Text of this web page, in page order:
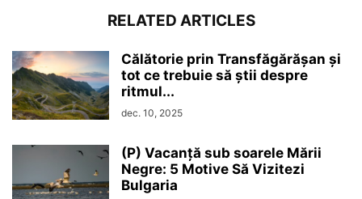
RELATED ARTICLES
Călătorie prin Transfăgărășan și
tot ce trebuie să știi despre
ritmul...
dec. 10, 2025
(P) Vacanță sub soarele Mării
Negre: 5 Motive Să Vizitezi
Bulgaria